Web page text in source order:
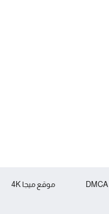
موقع ميجا 4K DMCA